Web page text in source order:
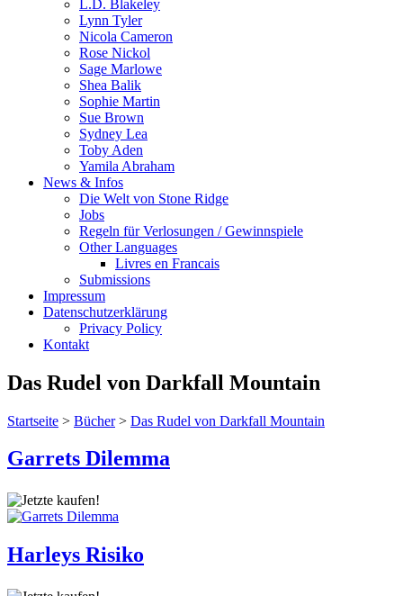
L.D. Blakeley
Lynn Tyler
Nicola Cameron
Rose Nickol
Sage Marlowe
Shea Balik
Sophie Martin
Sue Brown
Sydney Lea
Toby Aden
Yamila Abraham
News & Infos
Die Welt von Stone Ridge
Jobs
Regeln für Verlosungen / Gewinnspiele
Other Languages
Livres en Francais
Submissions
Impressum
Datenschutzerklärung
Privacy Policy
Kontakt
Das Rudel von Darkfall Mountain
Startseite > Bücher> Das Rudel von Darkfall Mountain
Garrets Dilemma
Harleys Risiko